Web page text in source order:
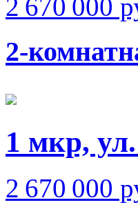
2 670 000
2-
1 мкр,
2 670 000